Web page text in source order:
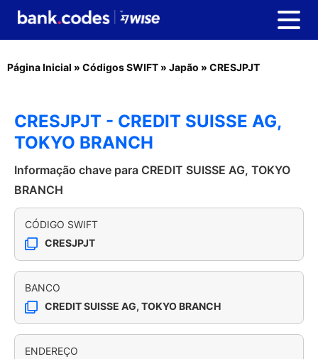
Página Inicial » Códigos SWIFT » Japão » CRESJPJT
CRESJPJT - CREDIT SUISSE AG,
TOKYO BRANCH
Informação chave para CREDIT SUISSE AG, TOKYO
BRANCH
CÓDIGO SWIFT
CRESJPJT
BANCO
CREDIT SUISSE AG, TOKYO BRANCH
ENDEREÇO